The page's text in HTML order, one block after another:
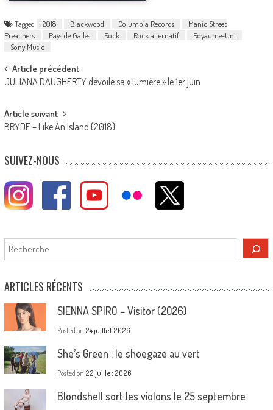
Tagged 2018 Blackwood Columbia Records
Manic Street
Preachers
Pays de Galles Rock Rock alternatif
Royaume-Uni
Sony Music
Post
navigation
Article précédent
JULIANA DAUGHERTY dévoile sa « lumière » le 1er juin
Article suivant
BRYDE – Like An Island (2018)
SUIVEZ-NOUS
Rechercher
ARTICLES RÉCENTS
SIENNA SPIRO – Visitor (2026)
Posted on 24 juillet 2026
She’s Green : le shoegaze au vert
Posted on 22 juillet 2026
Blondshell sort les violons le 25 septembre